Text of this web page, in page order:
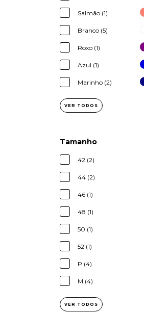
Salmão (1)
Branco (5)
Roxo (1)
Azul (1)
Marinho (2)
VER TODOS
Tamanho
42 (2)
44 (2)
46 (1)
48 (1)
50 (1)
52 (1)
P (4)
M (4)
VER TODOS